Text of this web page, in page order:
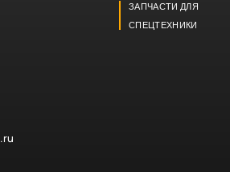
ЗАПЧАСТИ ДЛЯ
СПЕЦТЕХНИКИ